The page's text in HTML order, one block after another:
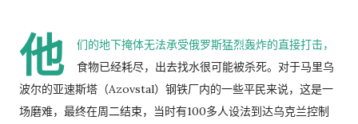
他
们的地下掩体无法承受俄罗斯猛烈轰炸的直接打击，
食物已经耗尽，出去找水很可能被杀死。对于马里乌
波尔的亚速斯塔（Azovstal）钢铁厂内的一些平民来说，这是一
场磨难，最终在周二结束，当时有100多人设法到达乌克兰控制